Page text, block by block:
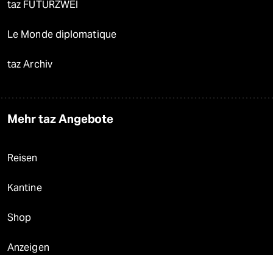
taz FUTURZWEI
Le Monde diplomatique
taz Archiv
Mehr taz Angebote
Reisen
Kantine
Shop
Anzeigen